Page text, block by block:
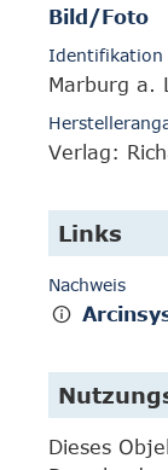
Bild/Foto
Marburg a.
Verlag:
Links
Nachweis
Dieses